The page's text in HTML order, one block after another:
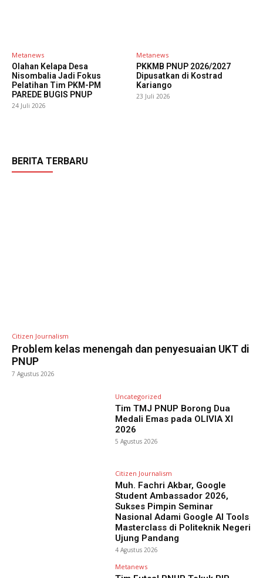
Metanews
Olahan Kelapa Desa
Nisombalia Jadi Fokus
Pelatihan Tim PKM-PM
PAREDE BUGIS PNUP
24 Juli 2026
Metanews
PKKMB PNUP 2026/2027
Dipusatkan di Kostrad
Kariango
23 Juli 2026
BERITA TERBARU
Citizen Journalism
Problem kelas menengah dan penyesuaian UKT di
PNUP
7 Agustus 2026
Uncategorized
Tim TMJ PNUP Borong Dua
Medali Emas pada OLIVIA XI
2026
5 Agustus 2026
Citizen Journalism
Muh. Fachri Akbar, Google
Student Ambassador 2026,
Sukses Pimpin Seminar
Nasional Adami Google AI Tools
Masterclass di Politeknik Negeri
Ujung Pandang
4 Agustus 2026
Metanews